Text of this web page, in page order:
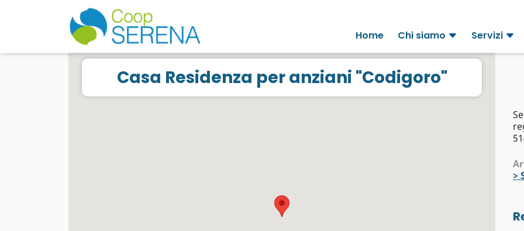
Home Chi siamo Servizi
Casa Residenza per anziani "Codigoro"
>